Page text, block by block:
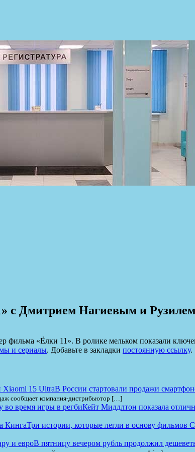
с Дмитрием Нагиевым и
«Ёлки 11». В ролике мельком показали
и сериалы. Добавьте в закладки постоянную ссылку.
В России стартовали продажи
сообщает компания-дистрибьютор […]
Кейт Миддлтон показала
Три истории, которые легли в основу фильмов
В пятницу вечером рубль продолжил